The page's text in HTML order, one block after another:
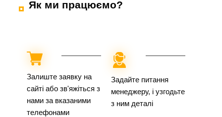
Як ми працюємо?
Залиште заявку на
сайті або зв'яжіться з
нами за вказаними
телефонами
Задайте питання
менеджеру, і узгодьте
з ним деталі